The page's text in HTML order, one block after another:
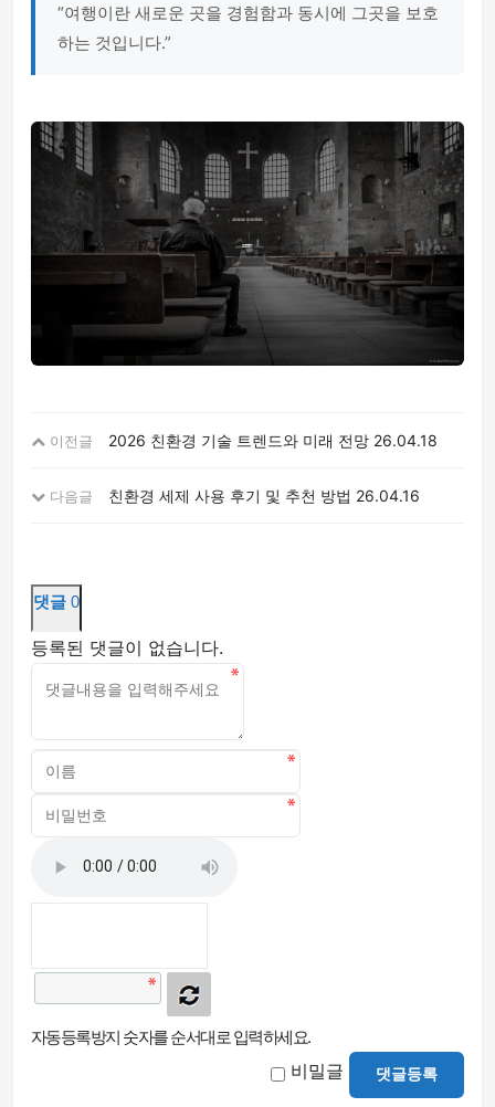
“여행이란 새로운 곳을 경험함과 동시에 그곳을 보호
하는 것입니다.”
이전글 2026 친환경 기술 트렌드와 미래 전망 26.04.18
다음글 친환경 세제 사용 후기 및 추천 방법 26.04.16
댓글 0
등록된 댓글이 없습니다.
자동등록방지 숫자를 순서대로 입력하세요.
비밀글 댓글등록